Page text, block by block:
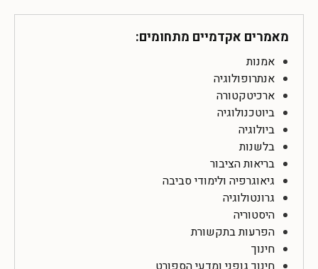
מאמרים אקדמיים מתחומים:
אמנות
אנתרופולוגיה
ארכיטקטורה
ביוטכנולוגיה
ביולוגיה
בלשנות
בריאות הציבור
גיאוגרפיה ולימודי סביבה
גרונטולוגיה
היסטוריה
הפרעות בתקשורת
חינוך